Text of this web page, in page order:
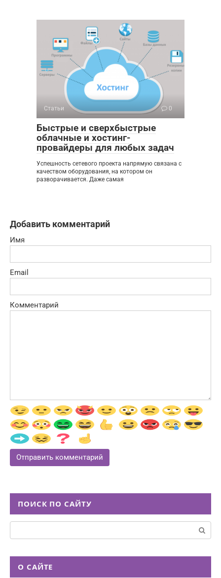
Статьи 0
Быстрые и сверхбыстрые
облачные и хостинг-
провайдеры для любых задач
Успешность сетевого проекта напрямую связана с
качеством оборудования, на котором он
разворачивается. Даже самая
Добавить комментарий
Имя
Email
Комментарий
ПОИСК ПО САЙТУ
Поиск:
О САЙТЕ